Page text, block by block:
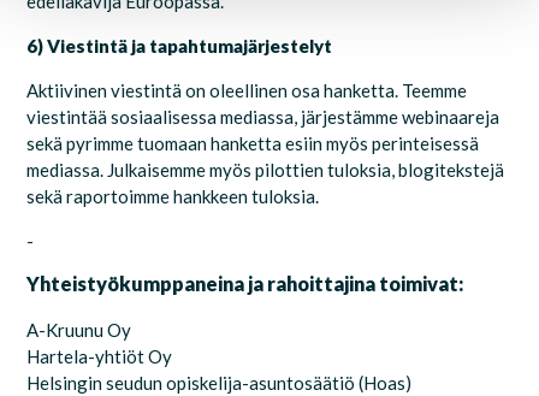
6) Viestintä ja tapahtumajärjestelyt
Aktiivinen viestintä on oleellinen osa hanketta. Teemme
viestintää sosiaalisessa mediassa, järjestämme webinaareja
sekä pyrimme tuomaan hanketta esiin myös perinteisessä
mediassa. Julkaisemme myös pilottien tuloksia, blogitekstejä
sekä raportoimme hankkeen tuloksia.
-
Yhteistyökumppaneina ja rahoittajina toimivat:
A-Kruunu Oy
Hartela-yhtiöt Oy
Helsingin seudun opiskelija-asuntosäätiö (Hoas)